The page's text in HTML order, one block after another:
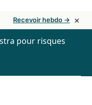
Recevoir hebdo → ×
pour risques